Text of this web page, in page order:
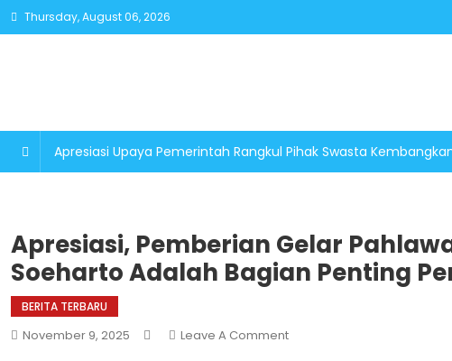
Skip
to
Thursday, August 06, 2026
Apresiasi Upaya Pemerintah Rangkul Pihak Swasta
Apresiasi, Pemberian Gelar
Soeharto Adalah Bagian Penting
BERITA TERBARU
November 9, 2025 Leave A CommentOn